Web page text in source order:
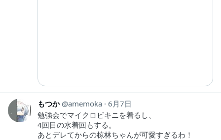
もつか amemoka 6月7日
勉強会でマイクロビキニを着るし、
4回目の水着回もする。
あとデレてからの椋林ちゃんが可愛すぎるわ！